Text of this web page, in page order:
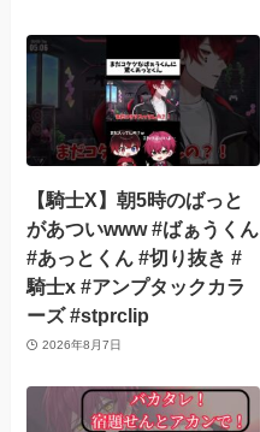
【騎士X】朝5時のばっと
があついwww #ばぁうくん
#あっとくん #切り抜き #
騎士x #アンプタックカラ
ーズ #stprclip
2026年8月7日